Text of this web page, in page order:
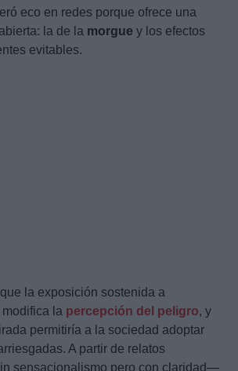
eco en redes porque ofrece una
la de la morgue y los efectos
evitables.
la exposición sostenida a
la percepción del peligro, y
permitiría a la sociedad adoptar
A partir de relatos
sensacionalismo pero con claridad—